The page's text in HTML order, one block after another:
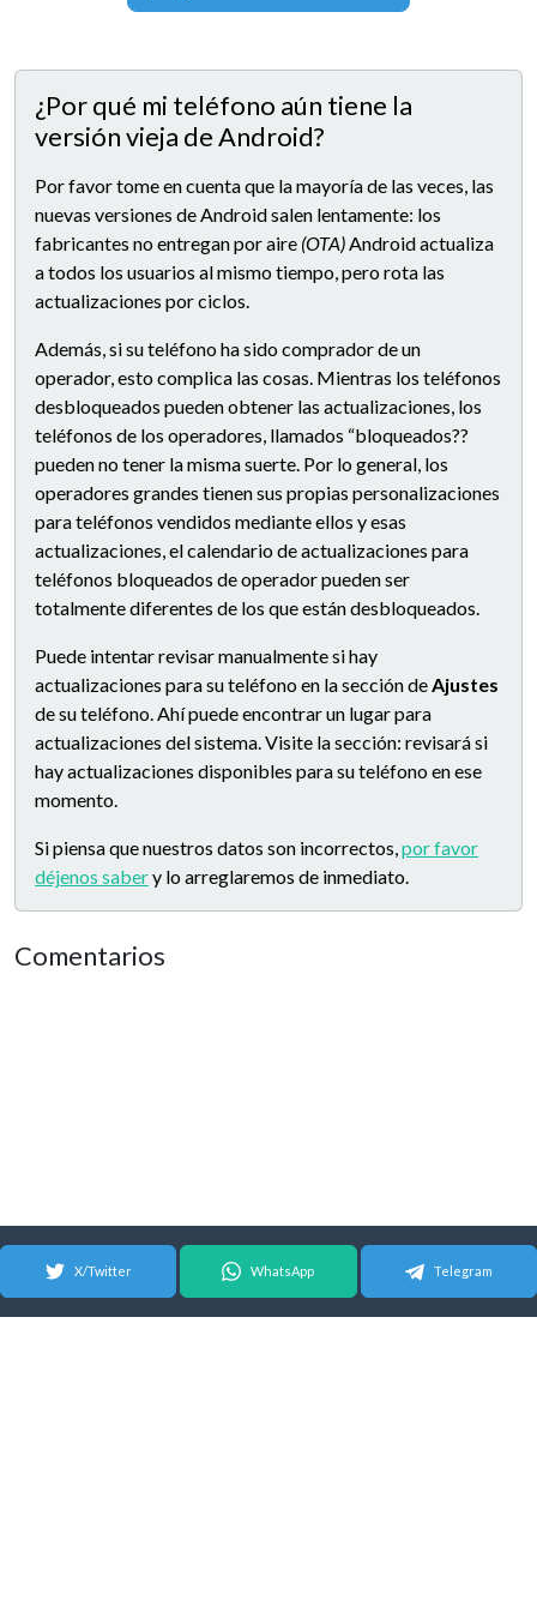
¿Por qué mi teléfono aún tiene la
versión vieja de Android?
Por favor tome en cuenta que la mayoría de las veces, las
nuevas versiones de Android salen lentamente: los
fabricantes no entregan por aire (OTA)Android actualiza
a todos los usuarios al mismo tiempo, pero rota las
actualizaciones por ciclos.
Además, si su teléfono ha sido comprador de un
operador, esto complica las cosas. Mientras los teléfonos
desbloqueados pueden obtener las actualizaciones, los
teléfonos de los operadores, llamados “bloqueados??
pueden no tener la misma suerte. Por lo general, los
operadores grandes tienen sus propias personalizaciones
para teléfonos vendidos mediante ellos y esas
actualizaciones, el calendario de actualizaciones para
teléfonos bloqueados de operador pueden ser
totalmente diferentes de los que están desbloqueados.
Puede intentar revisar manualmente si hay
actualizaciones para su teléfono en la sección deAjustes
de su teléfono. Ahí puede encontrar un lugar para
actualizaciones del sistema. Visite la sección: revisará si
hay actualizaciones disponibles para su teléfono en ese
momento.
Si piensa que nuestros datos son incorrectos,por favor
déjenos sabery lo arreglaremos de inmediato.
Comentarios
X/Twitter WhatsApp Telegram